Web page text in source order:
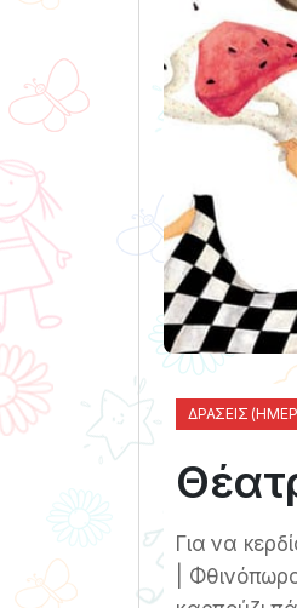
ΔΡΆΣΕΙΣ
Για να
|